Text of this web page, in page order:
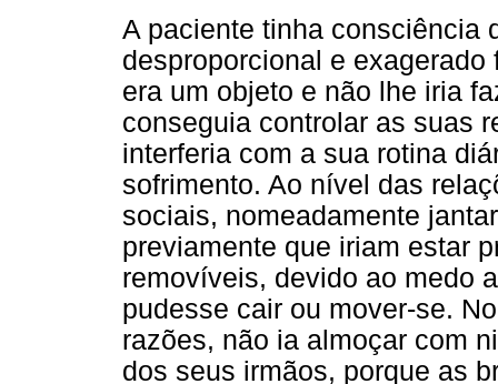
A paciente tinha consciência
desproporcional e
era um objeto e não lhe iria
conseguia controlar as suas
interferia com a sua rotina
sofrimento. Ao nível das
sociais, nomeadamente
previamente que iriam estar
removíveis, devido ao medo
pudesse cair ou mover-se.
razões, não ia almoçar com
dos seus irmãos, porque as